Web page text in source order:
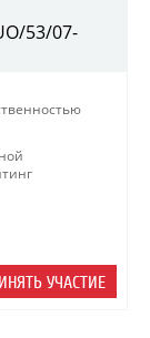
53/07-
УЧАСТИЕ